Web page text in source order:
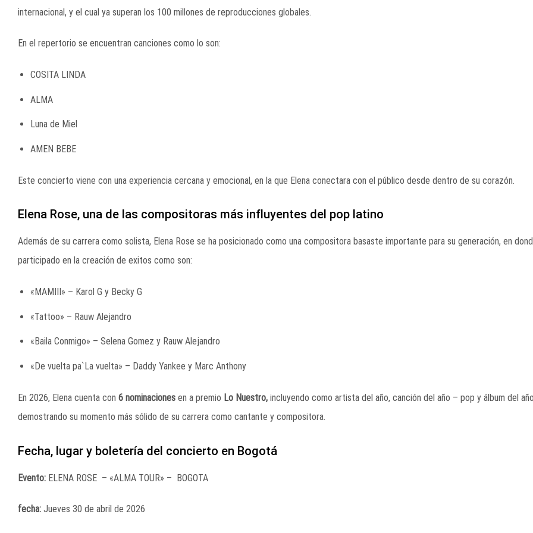
internacional, y el cual ya superan los 100 millones de reproducciones globales.
En el repertorio se encuentran canciones como lo son:
COSITA LINDA
ALMA
Luna de Miel
AMEN BEBE
Este concierto viene con una experiencia cercana y emocional, en la que Elena conectara con el público desde dentro de su corazón.
Elena Rose, una de las compositoras más influyentes del pop latino
Además de su carrera como solista, Elena Rose se ha posicionado como una compositora basaste importante para su generación, en
participado en la creación de exitos como son:
«MAMIII» – Karol G y Becky G
«Tattoo» – Rauw Alejandro
«Baila Conmigo» – Selena Gomez y Rauw Alejandro
«De vuelta pa`La vuelta» – Daddy Yankee y Marc Anthony
En 2026, Elena cuenta con 6 nominaciones en a premio Lo Nuestro, incluyendo como artista del año, canción del año – pop y álbum del
demostrando su momento más sólido de su carrera como cantante y compositora.
Fecha, lugar y boletería del concierto en Bogotá
Evento: ELENA ROSE – «ALMA TOUR» – BOGOTA
fecha: Jueves 30 de abril de 2026